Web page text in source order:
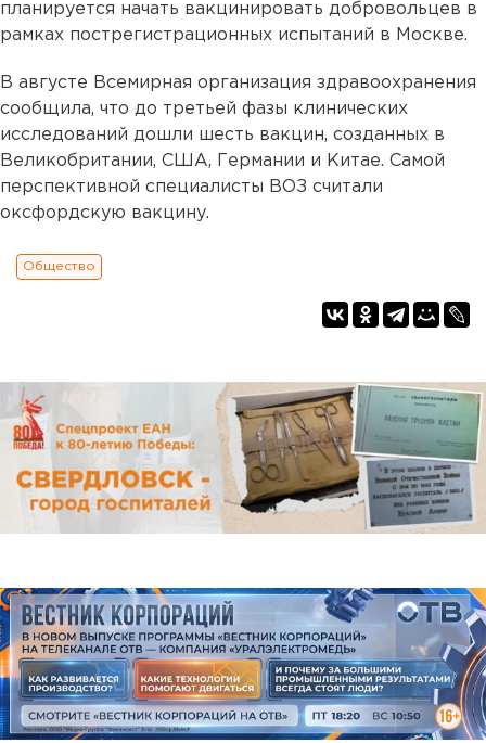
планируется начать вакцинировать добровольцев в
рамках пострегистрационных испытаний в Москве.
В августе Всемирная организация здравоохранения
сообщила, что до третьей фазы клинических
исследований дошли шесть вакцин, созданных в
Великобритании, США, Германии и Китае. Самой
перспективной специалисты ВОЗ считали
оксфордскую вакцину.
Общество